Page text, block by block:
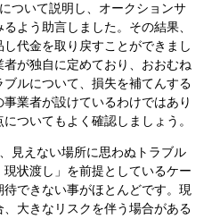
ついて説明し、オークションサ
よう助言しました。その結果、
代金を取り戻すことができまし
が独自に定めており、おおむね
ブルについて、損失を補てんする
業者が設けているわけではあり
ついてもよく確認しましょう。
見えない場所に思わぬトラブル
状渡し」を前提としているケー
できない事がほとんどです。現
大きなリスクを伴う場合がある